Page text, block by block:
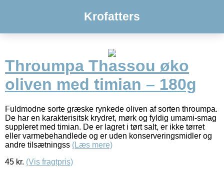
Krofatters
Throumpa Thassou øko
oliven med timian – 180g
Fuldmodne sorte græske rynkede oliven af sorten throumpa.
De har en karakterisitsk krydret, mørk og fyldig umami-smag
suppleret med timian. De er lagret i tørt salt, er ikke tørret
eller varmebehandlede og er uden konserveringsmidler og
andre tilsætningss (Læs mere)
45 kr. (Vis fragtpris)